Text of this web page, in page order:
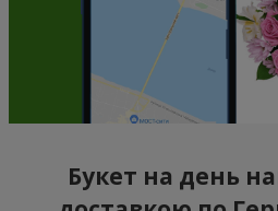
Букет на день